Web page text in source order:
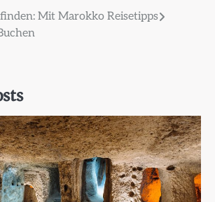
Mit Marokko Reisetipps